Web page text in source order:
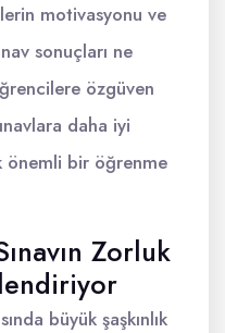
motivasyonu ve
sonuçları ne
özgüven
daha iyi
önemli bir öğrenme
Zorluk
büyük şaşkınlık